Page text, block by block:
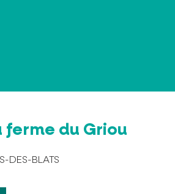
ferme du Griou
DES-BLATS